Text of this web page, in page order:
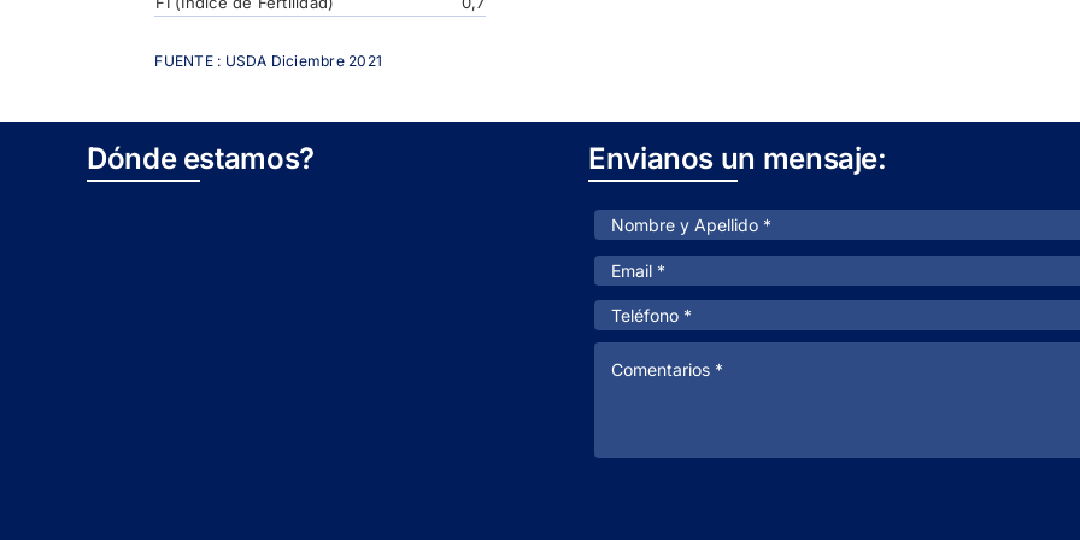
FUENTE : USDA Diciembre 2021
Dónde estamos? Envianos un mensaje: